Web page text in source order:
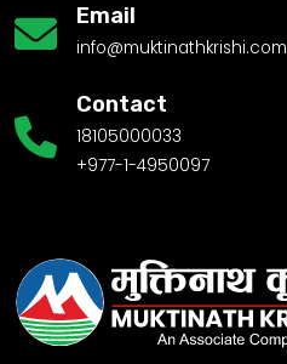
Email
info@muktinathkrishi.com
Contact
18105000033
+977-1-4950097